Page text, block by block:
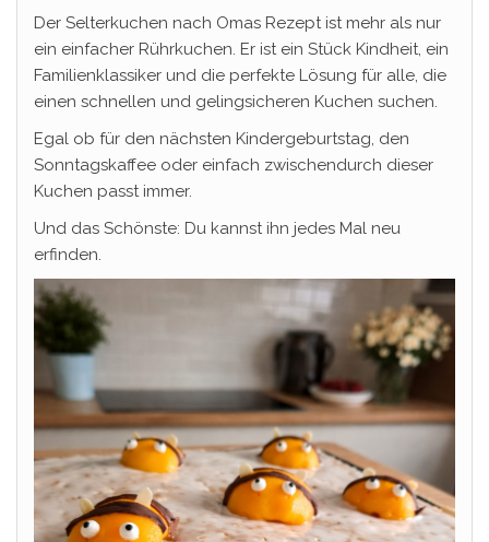
Der Selterkuchen nach Omas Rezept ist mehr als nur
ein einfacher Rührkuchen. Er ist ein Stück Kindheit, ein
Familienklassiker und die perfekte Lösung für alle, die
einen schnellen und gelingsicheren Kuchen suchen.
Egal ob für den nächsten Kindergeburtstag, den
Sonntagskaffee oder einfach zwischendurch dieser
Kuchen passt immer.
Und das Schönste: Du kannst ihn jedes Mal neu
erfinden.